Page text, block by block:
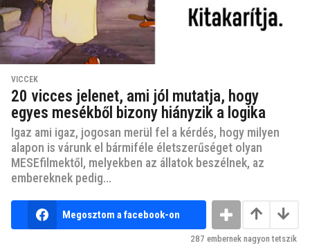
VICCEK
20 vicces jelenet, ami jól mutatja, hogy
egyes mesékből bizony hiányzik a logika
Igaz ami igaz, jogosan merül fel a kérdés, hogy milyen
alapon is várunk el bármiféle életszerűséget olyan
MESEfilmektől, melyekben az állatok beszélnek, az
embereknek pedig...
Megosztom a facebook-on
287 embernek nagyon tetszik